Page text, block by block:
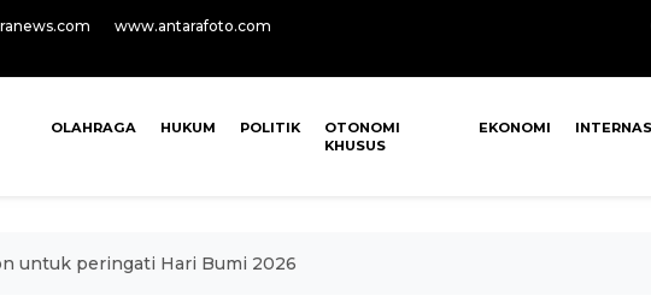
www.antarafoto.com
OLAHRAGA HUKUM POLITIK
OTONOMI
KHUSUS
EKONOMI
untuk peringati Hari Bumi 2026